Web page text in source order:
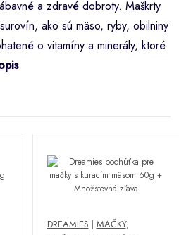
a zdravé dobroty. Maškrty
ako sú mäso, ryby, obilniny
o vitamíny a minerály, ktoré
DREAMIES | MAČKY,